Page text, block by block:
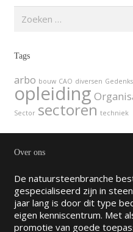
naar:
Tags
arbo bouw CAO diversen
opleiding
Sector sectoren techniek
Over ons
De natuursteenbranche
gespecialiseerd zijn in
jaar lang is door dit type
eigen kenniscentrum. Met
promotie van goede